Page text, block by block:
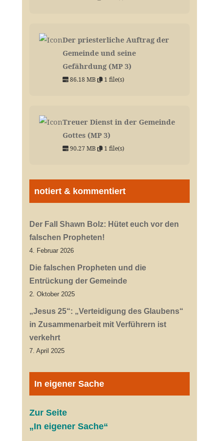
Der priesterliche Auftrag der
Gemeinde und seine
Gefährdung (MP 3)
86.18 MB 1 file(s)
Treuer Dienst in der Gemeinde
Gottes (MP 3)
90.27 MB 1 file(s)
notiert & kommentiert
Der Fall Shawn Bolz: Hütet euch vor den
falschen Propheten!
4. Februar 2026
Die falschen Propheten und die
Entrückung der Gemeinde
2. Oktober 2025
„Jesus 25“: „Verteidigung des Glaubens“
in Zusammenarbeit mit Verführern ist
verkehrt
7. April 2025
In eigener Sache
Zur Seite
„In eigener Sache“